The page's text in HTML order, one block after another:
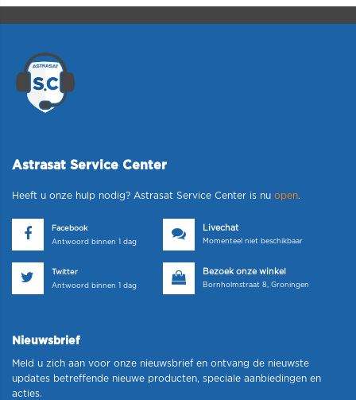
Astrasat Service Center
Heeft u onze hulp nodig? Astrasat Service Center is nu open.
Facebook
Antwoord binnen 1 dag
Livechat
Momenteel niet beschikbaar
Twitter
Antwoord binnen 1 dag
Bezoek onze winkel
Bornholmstraat 8, Groningen
Nieuwsbrief
Meld u zich aan voor onze nieuwsbrief en ontvang de nieuwste
updates betreffende nieuwe producten, speciale aanbiedingen en
acties.